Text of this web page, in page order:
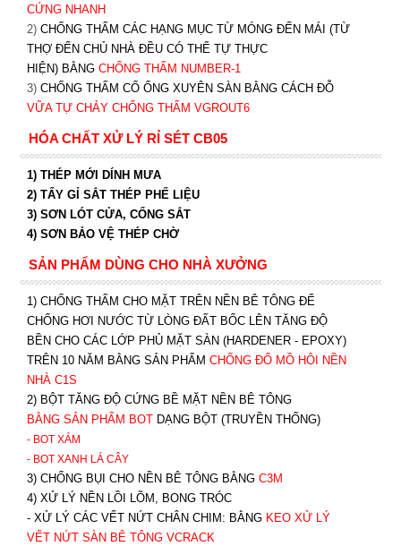
CỨNG NHANH
2) CHỐNG THẤM CÁC HẠNG MỤC TỪ MÓNG ĐẾN MÁI (TỪ
THỢ ĐẾN CHỦ NHÀ ĐỀU CÓ THỂ TỰ THỰC
HIỆN) BẰNG CHỐNG THẤM NUMBER-1
3) CHỐNG THẤM CỔ ỐNG XUYÊN SÀN BẰNG CÁCH ĐỖ
VỮA TỰ CHẢY CHỐNG THẤM VGROUT6
HÓA CHẤT XỬ LÝ RỈ SÉT CB05
1) THÉP MỚI DÍNH MƯA
2) TẨY GỈ SẮT THÉP PHẾ LIỆU
3) SƠN LÓT CỬA, CỔNG SẮT
4) SƠN BẢO VỆ THÉP CHỜ
SẢN PHẨM DÙNG CHO NHÀ XƯỞNG
1) CHỐNG THẤM CHO MẶT TRÊN NỀN BÊ TÔNG ĐỂ
CHỐNG HƠI NƯỚC TỪ LÒNG ĐẤT BỐC LÊN TĂNG ĐỘ
BỀN CHO CÁC LỚP PHỦ MẶT SÀN (HARDENER - EPOXY)
TRÊN 10 NĂM BẰNG SẢN PHẨM CHỐNG ĐỔ MỒ HÔI NỀN
NHÀ C1S
2) BỘT TĂNG ĐỘ CỨNG BỀ MẶT NỀN BÊ TÔNG
BẰNG SẢN PHẨM BOTDẠNG BỘT (TRUYỀN THỐNG)
- BOT XÁM
- BOT XANH LÁ CÂY
3) CHỐNG BỤI CHO NỀN BÊ TÔNG BẰNG C3M
4) XỬ LÝ NỀN LỒI LÕM, BONG TRÓC
- XỬ LÝ CÁC VẾT NỨT CHÂN CHIM: BẰNG KEO XỬ LÝ
VẾT NỨT SÀN BÊ TÔNG VCRACK